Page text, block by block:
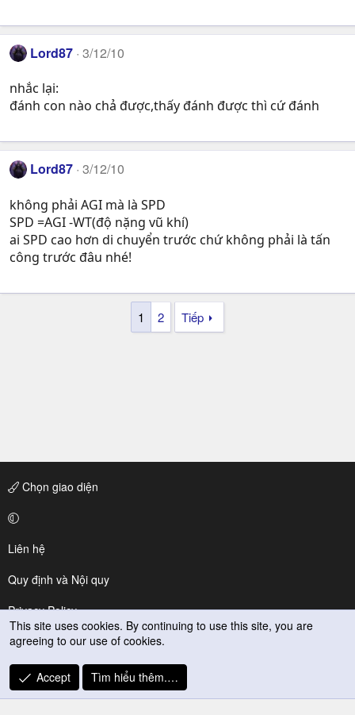
Lord87 3/12/10
nhắc lại:
đánh con nào chả được,thấy đánh được thì cứ đánh
Lord87 3/12/10
không phải AGI mà là SPD
SPD =AGI -WT(độ nặng vũ khí)
ai SPD cao hơn di chuyển trước chứ không phải là tấn
công trước đâu nhé!
1 2 Tiếp
Chọn giao diện
Liên hệ
Quy định và Nội quy
Privacy Policy
Trợ giúp
R
S
This site uses cookies. By continuing to use this site, you are
agreeing to our use of cookies.
Accept Tìm hiểu thêm.…